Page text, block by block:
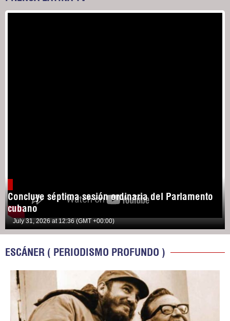
Concluye séptima sesión ordinaria del Parlamento
cubano
July 31, 2026 at 12:36 (GMT +00:00)
ESCÁNER ( PERIODISMO PROFUNDO )